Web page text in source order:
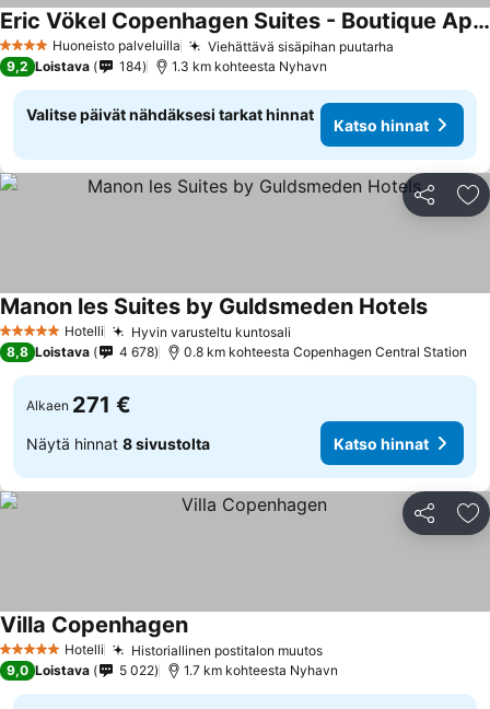
4 TähtiluokitusHuoneisto palveluilla Viehättävä sisäpihan puutarha
Eric Vökel Copenhagen Suites - Boutique Apartments
9,2 Loistava 184 1.3 km kohteesta Nyhavn
Valitse päivät nähdäksesi tarkat hinnat
Katso hinnat
Jaa
5 Tähtiluokitus
Hotelli Hyvin varusteltu kuntosali
Manon les Suites by Guldsmeden Hotels
8,8 Loistava 4 678 0.8 km kohteesta Copenhagen Central Station
Alkaen 271 €
Näytä hinnat 8 sivustolta Katso hinnat
Jaa
5 Tähtiluokitus
Hotelli Historiallinen postitalon muutos
Villa Copenhagen
9,0 Loistava 5 022 1.7 km kohteesta Nyhavn